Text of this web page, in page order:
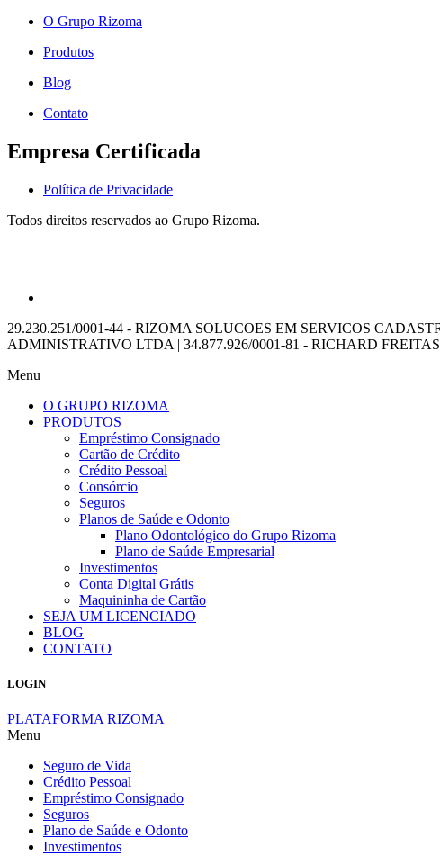
O Grupo Rizoma
Produtos
Blog
Contato
Empresa Certificada
Política de Privacidade
Todos direitos reservados ao Grupo Rizoma.
29.230.251/0001-44 - RIZOMA SOLUCOES EM SERVICOS
ADMINISTRATIVO LTDA | 34.877.926/0001-81 - RICHARD
Menu
O GRUPO RIZOMA
PRODUTOS
Empréstimo Consignado
Cartão de Crédito
Crédito Pessoal
Consórcio
Seguros
Planos de Saúde e Odonto
Plano Odontológico do Grupo Rizoma
Plano de Saúde Empresarial
Investimentos
Conta Digital Grátis
Maquininha de Cartão
SEJA UM LICENCIADO
BLOG
CONTATO
LOGIN
PLATAFORMA RIZOMA
Menu
Seguro de Vida
Crédito Pessoal
Empréstimo Consignado
Seguros
Plano de Saúde e Odonto
Investimentos